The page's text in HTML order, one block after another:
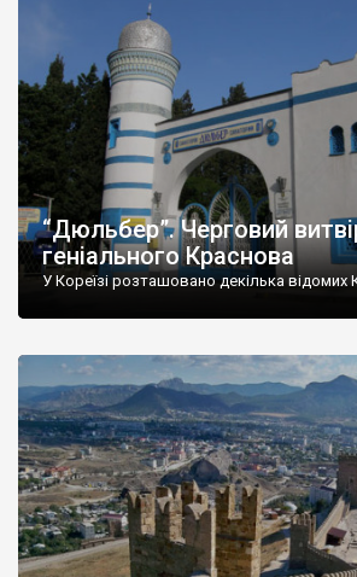
“Дюльбер”. Черговий
геніального Краснова
У Кореїзі розташовано декілька відомих